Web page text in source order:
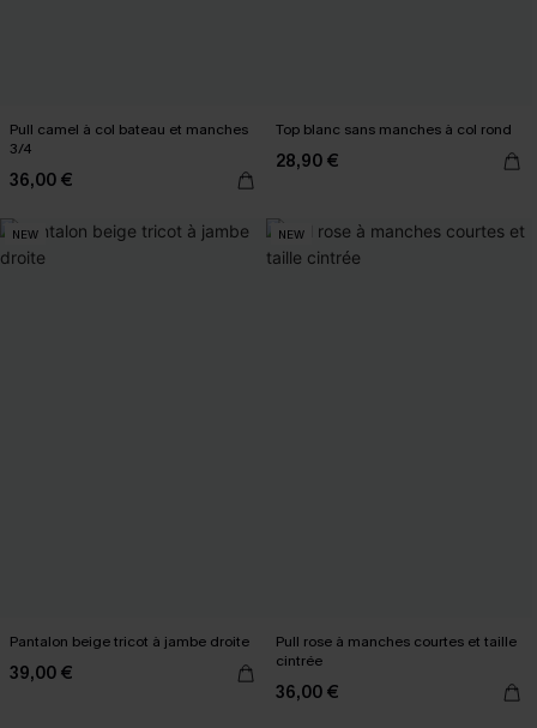
Pull camel à col bateau et manches
3/4
36,00 €
Top blanc sans manches à col rond
28,90 €
NEW
Pantalon beige tricot à jambe droite
39,00 €
NEW
Pull rose à manches courtes et taille
cintrée
36,00 €